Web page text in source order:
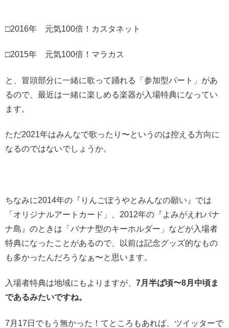
□2016年 元気100倍！カスタネット
□2015年 元気100倍！マラカス
と、冒頭部分に一緒に歌って踊れる「参加型パート」があ
るので、最近は一緒に楽しめる楽器が入場特典になってい
ます。
ただ2021年はみんなで歌ったり〜というのは控える方向に
なるのではないでしょうか。
ちなみに2014年の『りんごぼうやとみんなの願い』では
「オリジナルアートカード」、2012年の『よみがえれバナ
ナ島』のときは「バナナ型のキーホルダー」などが入場者
特典になったことがあるので、以前は記念グッズ的なもの
も多かったんだろうなぁ〜と思います。
入場者特典は地域にもよりますが、 7月半ば頃〜8月中頃ま
であるみたいですね。
7月17日でもう無かった！てところもあれば、ツイッターで